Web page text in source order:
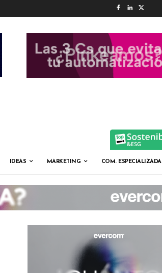
IDEAS MARKETING COM. ESPECIALIZADA